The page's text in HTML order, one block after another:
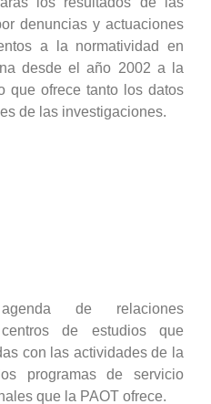
denuncias y actuaciones
a la normatividad en
desde el año 2002 a la
que ofrece tanto los datos
de las investigaciones.
de relaciones
de estudios que
con las actividades de la
programas de servicio
que la PAOT ofrece.